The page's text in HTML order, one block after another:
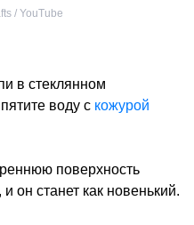
/ YouTube
в стеклянном
воду с кожурой
поверхность
он станет как новенький.